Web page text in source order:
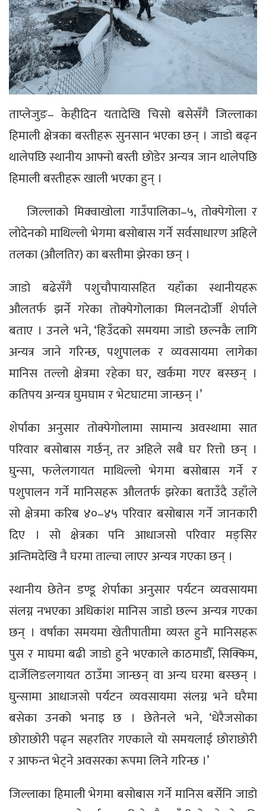
ताप्लेजुङ– केहीदिन यतादेखि चिसो बसेसँगै जिल्लाका
हिमाली क्षेत्रका बस्तीहरू सुनसान भएका छन् । जाडो बढ्न
थालेपछि स्थानीय आफ्नो बस्ती छोडेर अन्यत्र जान थालेपछि
हिमाली बस्तीहरू खाली भएका हुन् ।
जिल्लाको मिक्वाखोला गाउँपालिका–५, तोक्पेगोला र
लोदेनको माथिल्लो भेगमा बसोबास गर्ने सर्वसाधारण अहिले
तलका (औलतिर) का बस्तीमा झेरका छन् ।
जाडो बढेसँगै पशुचौपायासहित यहाँका स्थानीयहरू
औलतर्फ झर्ने गरेका तोक्पेगोलाका मिलनदोर्जी शेर्पाले
बताए । उनले भने, ‘हिउँदको समयमा जाडो छल्नकै लागि
अन्यत्र जाने गरिन्छ, पशुपालक र व्यवसायमा लागेका
मानिस तल्लो क्षेत्रमा रहेका घर, खर्कमा गएर बस्छन् ।
कतिपय अन्यत्र घुमघाम र भेटघाटमा जान्छन् ।’
शेर्पाका अनुसार तोक्पेगोलामा सामान्य अवस्थामा सात
परिवार बसोबास गर्छन्, तर अहिले सबै घर रित्तो छन् ।
घुन्सा, फलेलगायत माथिल्लो भेगमा बसोबास गर्ने र
पशुपालन गर्ने मानिसहरू औलतर्फ झरेका बताउँदै उहाँले
सो क्षेत्रमा करिब ४०–४५ परिवार बसोबास गर्ने जानकारी
दिए । सो क्षेत्रका पनि आधाजसो परिवार मङ्सिर
अन्तिमदेखि नै घरमा ताल्चा लाएर अन्यत्र गएका छन् ।
स्थानीय छेतेन डण्डू शेर्पाका अनुसार पर्यटन व्यवसायमा
संलग्न नभएका अधिकांश मानिस जाडो छल्न अन्यत्र गएका
छन् । वर्षाका समयमा खेतीपातीमा व्यस्त हुने मानिसहरू
पुस र माघमा बढी जाडो हुने भएकाले काठमाडाैँ, सिक्किम,
दार्जेलिङलगायत ठाउँमा जान्छन् वा अन्य घरमा बस्छन् ।
घुन्सामा आधाजसो पर्यटन व्यवसायमा संलग्न भने घरैमा
बसेका उनको भनाइ छ । छेतेनले भने, ‘धेरैजसोका
छोराछोरी पढ्न सहरतिर गएकाले यो समयलाई छोराछोरी
र आफन्त भेट्ने अवसरका रूपमा लिने गरिन्छ ।’
जिल्लाका हिमाली भेगमा बसोबास गर्ने मानिस बर्सेनि जाडो